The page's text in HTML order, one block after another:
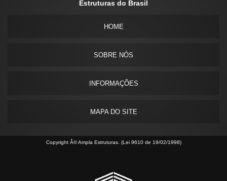
Estruturas do Brasil
HOME
SOBRE NÓS
INFORMAÇÕES
MAPA DO SITE
Copyright Â© Ampla Estruturas. (Lei 9610 de 19/02/1998)